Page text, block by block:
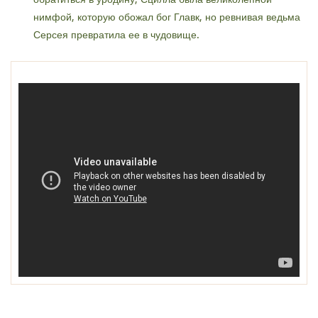
нимфой, которую обожал бог Главк, но ревнивая ведьма
Серсея превратила ее в чудовище.